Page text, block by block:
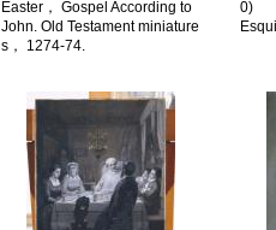
Easter， Gospel According to
John. Old Testament miniature
s， 1274-74.
0)